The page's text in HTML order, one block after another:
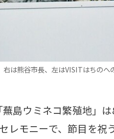
は熊谷市長、左はVISITはちの
島ウミネコ繁殖地」
レモニーで、節目を